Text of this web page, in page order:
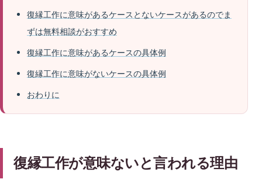
復縁工作に意味があるケースとないケースがあるのでま
ずは無料相談がおすすめ
復縁工作に意味があるケースの具体例
復縁工作に意味がないケースの具体例
おわりに
復縁工作が意味ないと言われる理由